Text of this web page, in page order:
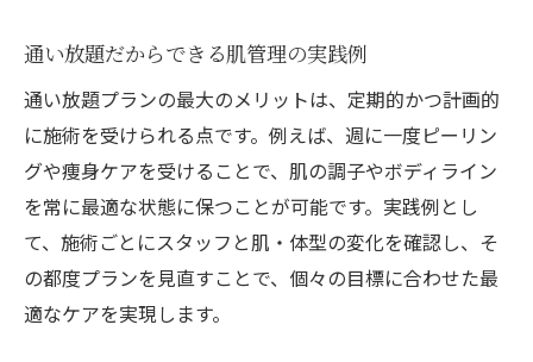
通い放題だからできる肌管理の実践例
通い放題プランの最大のメリットは、定期的かつ計画的
に施術を受けられる点です。例えば、週に一度ピーリン
グや痩身ケアを受けることで、肌の調子やボディライン
を常に最適な状態に保つことが可能です。実践例とし
て、施術ごとにスタッフと肌・体型の変化を確認し、そ
の都度プランを見直すことで、個々の目標に合わせた最
適なケアを実現します。